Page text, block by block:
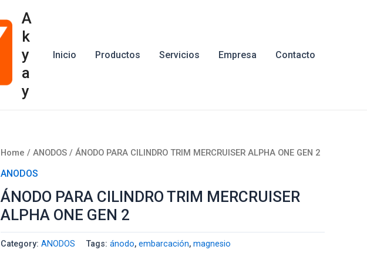
A
k
y
a
y
Inicio Productos Servicios Empresa Contacto
Home / ANODOS / ÁNODO PARA CILINDRO TRIM MERCRUISER ALPHA ONE GEN 2
ANODOS
ÁNODO PARA CILINDRO TRIM MERCRUISER
ALPHA ONE GEN 2
Category: ANODOS Tags: ánodo, embarcación, magnesio